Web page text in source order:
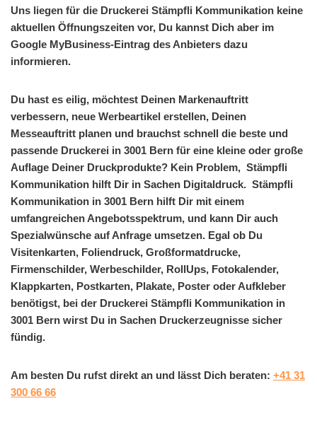
Uns liegen für die Druckerei Stämpfli Kommunikation keine
aktuellen Öffnungszeiten vor, Du kannst Dich aber im
Google MyBusiness-Eintrag des Anbieters dazu
informieren.
Du hast es eilig, möchtest Deinen Markenauftritt
verbessern, neue Werbeartikel erstellen, Deinen
Messeauftritt planen und brauchst schnell die beste und
passende Druckerei in 3001 Bern für eine kleine oder große
Auflage Deiner Druckprodukte? Kein Problem, Stämpfli
Kommunikation hilft Dir in Sachen Digitaldruck. Stämpfli
Kommunikation in 3001 Bern hilft Dir mit einem
umfangreichen Angebotsspektrum, und kann Dir auch
Spezialwünsche auf Anfrage umsetzen. Egal ob Du
Visitenkarten, Foliendruck, Großformatdrucke,
Firmenschilder, Werbeschilder, RollUps, Fotokalender,
Klappkarten, Postkarten, Plakate, Poster oder Aufkleber
benötigst, bei der Druckerei Stämpfli Kommunikation in
3001 Bern wirst Du in Sachen Druckerzeugnisse sicher
fündig.
Am besten Du rufst direkt an und lässt Dich beraten: +41 31
300 66 66